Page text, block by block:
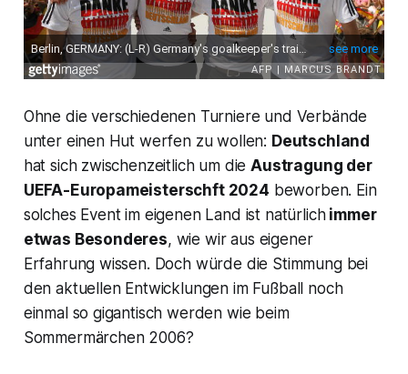
Ohne die verschiedenen Turniere und Verbände
unter einen Hut werfen zu wollen: Deutschland
hat sich zwischenzeitlich um dieAustragung der
UEFA-Europameisterschft 2024 beworben. Ein
solches Event im eigenen Land ist natürlichimmer
etwas Besonderes, wie wir aus eigener
Erfahrung wissen. Doch würde die Stimmung bei
den aktuellen Entwicklungen im Fußball noch
einmal so gigantisch werden wie beim
Sommermärchen 2006?